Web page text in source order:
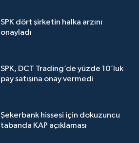
SPK dört şirketin halka arzını
onayladı
SPK, DCT Trading’de yüzde 10’luk
pay satışına onay vermedi
Şekerbank hissesi için dokuzuncu
tabanda KAP açıklaması